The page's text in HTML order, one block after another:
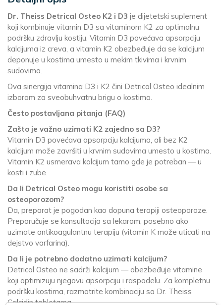
Dr. Theiss Detrical Osteo K2 i D3 je dijetetski suplement
koji kombinuje vitamin D3 sa vitaminom K2 za optimalnu
podršku zdravlju kostiju. Vitamin D3 povećava apsorpciju
kalcijuma iz creva, a vitamin K2 obezbeđuje da se kalcijum
deponuje u kostima umesto u mekim tkivima i krvnim
sudovima.
Ova sinergija vitamina D3 i K2 čini Detrical Osteo idealnim
izborom za sveobuhvatnu brigu o kostima.
Često postavljana pitanja (FAQ)
Zašto je važno uzimati K2 zajedno sa D3?
Vitamin D3 povećava apsorpciju kalcijuma, ali bez K2
kalcijum može završiti u krvnim sudovima umesto u kostima.
Vitamin K2 usmerava kalcijum tamo gde je potreban — u
kosti i zube.
Da li Detrical Osteo mogu koristiti osobe sa
osteoporozom?
Da, preparat je pogodan kao dopuna terapiji osteoporoze.
Preporučuje se konsultacija sa lekarom, posebno ako
uzimate antikoagulantnu terapiju (vitamin K može uticati na
dejstvo varfarina).
Da li je potrebno dodatno uzimati kalcijum?
Detrical Osteo ne sadrži kalcijum — obezbeđuje vitamine
koji optimizuju njegovu apsorpciju i raspodelu. Za kompletnu
podršku kostima, razmotrite kombinaciju sa Dr. Theiss
Calcidin tabletama.